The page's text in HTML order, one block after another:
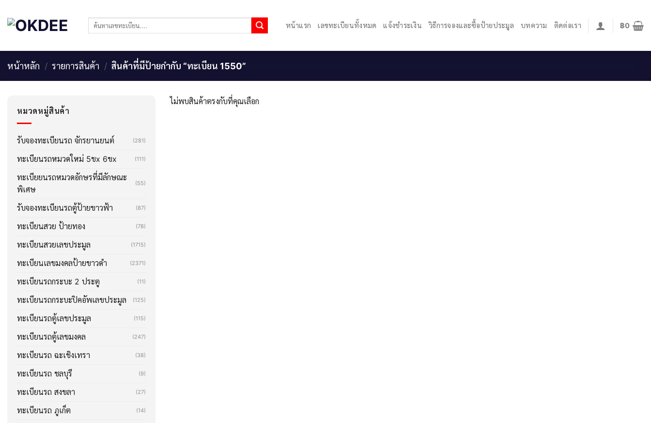
content
ค้นหา: หน้าแรก เลขทะเบียนทั้งหมด แจ้งชำระเงิน วิธีการจองและซื้อป้ายประมูล บทความ ติดต่อเรา ฿0
หน้าหลัก / รายการสินค้า / สินค้าที่มีป้ายกำกับ “ทะเบียน 1550”
หมวดหมู่สินค้า
รับจองทะเบียนรถ จักรยานยนต์ (281)
ทะเบียนรถหมวดใหม่ 5ขx 6ขx (111)
ทะเบียยนรถหมวดอักษรที่มีลักษณะ
พิเศษ
(55)
รับจองทะเบียนรถตู้ป้ายขาวฟ้า (87)
ทะเบียนสวย ป้ายทอง (78)
ทะเบียนสวยเลขประมูล (1715)
ทะเบียนเลขมงคลป้ายขาวดำ (2371)
ทะเบียนรถกระบะ 2 ประตู (11)
ทะเบียนรถกระบะปิคอัพเลขประมูล (125)
ทะเบียนรถตู้เลขประมูล (115)
ทะเบียนรถตู้เลขมงคล (247)
ทะเบียนรถ ฉะเชิงเทรา (38)
ทะเบียนรถ ชลบุรี (9)
ทะเบียนรถ สงขลา (27)
ทะเบียนรถ ภูเก็ต (14)
ไม่พบสินค้าตรงกับที่คุณเลือก